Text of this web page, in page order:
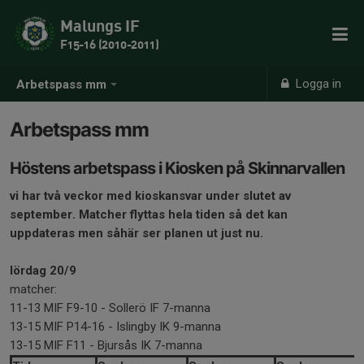
Arbetspass mm Logga in
Malungs IF
F15-16 (2010-2011)
Arbetspass mm
Höstens arbetspass i Kiosken på Skinnarvallen
vi har två veckor med kioskansvar under slutet av
september. Matcher flyttas hela tiden så det kan
uppdateras men såhär ser planen ut just nu.
lördag 20/9
matcher:
11-13 MIF F9-10 - Sollerö IF 7-manna
13-15 MIF P14-16 - Islingby IK 9-manna
13-15 MIF F11 - Bjursås IK 7-manna